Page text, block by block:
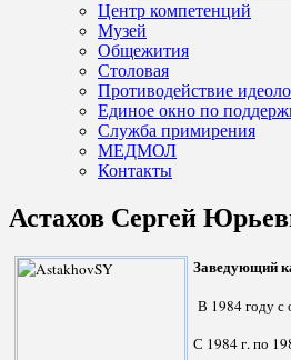
Центр компетенций
Музей
Общежития
Столовая
Противодействие
Единое окно по
Служба примирения
МЕДМОЛ
Контакты
Астахов Сергей
Заведующий
В 1984 году с
С 1984 г. по